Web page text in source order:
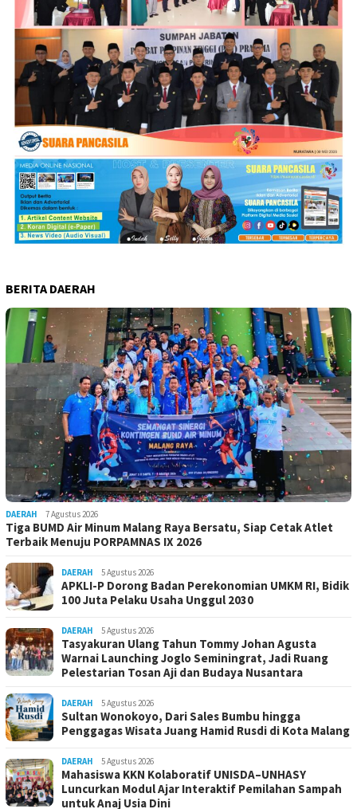
BERITA DAERAH
DAERAH 7 Agustus 2026
Tiga BUMD Air Minum Malang Raya Bersatu, Siap Cetak Atlet
Terbaik Menuju PORPAMNAS IX 2026
DAERAH 5 Agustus 2026
APKLI-P Dorong Badan Perekonomian UMKM RI, Bidik
100 Juta Pelaku Usaha Unggul 2030
DAERAH 5 Agustus 2026
Tasyakuran Ulang Tahun Tommy Johan Agusta
Warnai Launching Joglo Seminingrat, Jadi Ruang
Pelestarian Tosan Aji dan Budaya Nusantara
DAERAH 5 Agustus 2026
Sultan Wonokoyo, Dari Sales Bumbu hingga
Penggagas Wisata Juang Hamid Rusdi di Kota Malang
DAERAH 5 Agustus 2026
Mahasiswa KKN Kolaboratif UNISDA–UNHASY
Luncurkan Modul Ajar Interaktif Pemilahan Sampah
untuk Anaj Usia Dini